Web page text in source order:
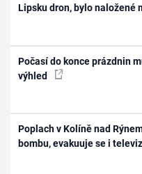
Lipsku dron, bylo naložené
Počasí do konce prázdnin
výhled
Poplach v Kolíně nad
bombu, evakuuje se i